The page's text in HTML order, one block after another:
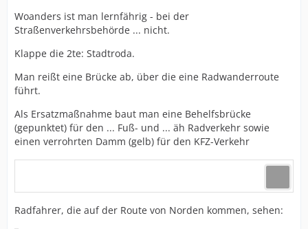
Woanders ist man lernfährig - bei der
Straßenverkehrsbehörde ... nicht.
Klappe die 2te: Stadtroda.
Man reißt eine Brücke ab, über die eine Radwanderroute
führt.
Als Ersatzmaßnahme baut man eine Behelfsbrücke
(gepunktet) für den ... Fuß- und ... äh Radverkehr sowie
einen verrohrten Damm (gelb) für den KFZ-Verkehr
Radfahrer, die auf der Route von Norden kommen, sehen: